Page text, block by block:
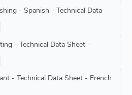
- Spanish - Technical Data
- Technical Data Sheet -
- Technical Data Sheet - French